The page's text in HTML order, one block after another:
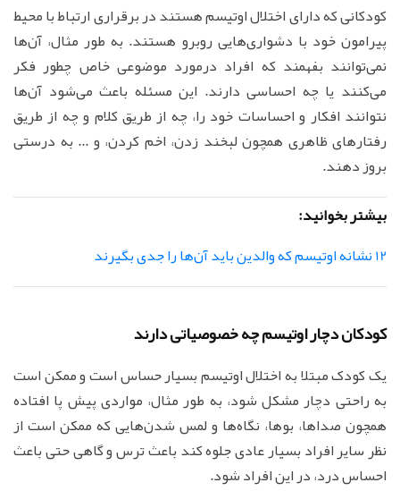
کودکانی که دارای اختلال اوتیسم هستند در برقراری ارتباط با محیط
پیرامون خود با دشواری‌هایی روبرو هستند. به طور مثال، آن‌ها
نمی‌توانند بفهمند که افراد درمورد موضوعی خاص چطور فکر
می‌کنند یا چه احساسی دارند. این مسئله باعث می‌شود آن‌ها
نتوانند افکار و احساسات خود را، چه از طریق کلام و چه از طریق
رفتارهای ظاهری همچون لبخند زدن، اخم کردن، و ... به درستی
بروز دهند.
بیشتر بخوانید:
12 نشانه اوتیسم که والدین باید آن‌ها را جدی بگیرند
کودکان دچار اوتیسم چه خصوصیاتی دارند
یک کودک مبتلا به اختلال اوتیسم بسیار حساس است و ممکن است
به راحتی دچار مشکل شود، به طور مثال، مواردی پیش پا افتاده
همچون صداها، بوها، نگاه‌ها و لمس شدن‌هایی که ممکن است از
نظر سایر افراد بسیار عادی جلوه کند باعث ترس و گاهی حتی باعث
احساس درد، در این افراد شود.